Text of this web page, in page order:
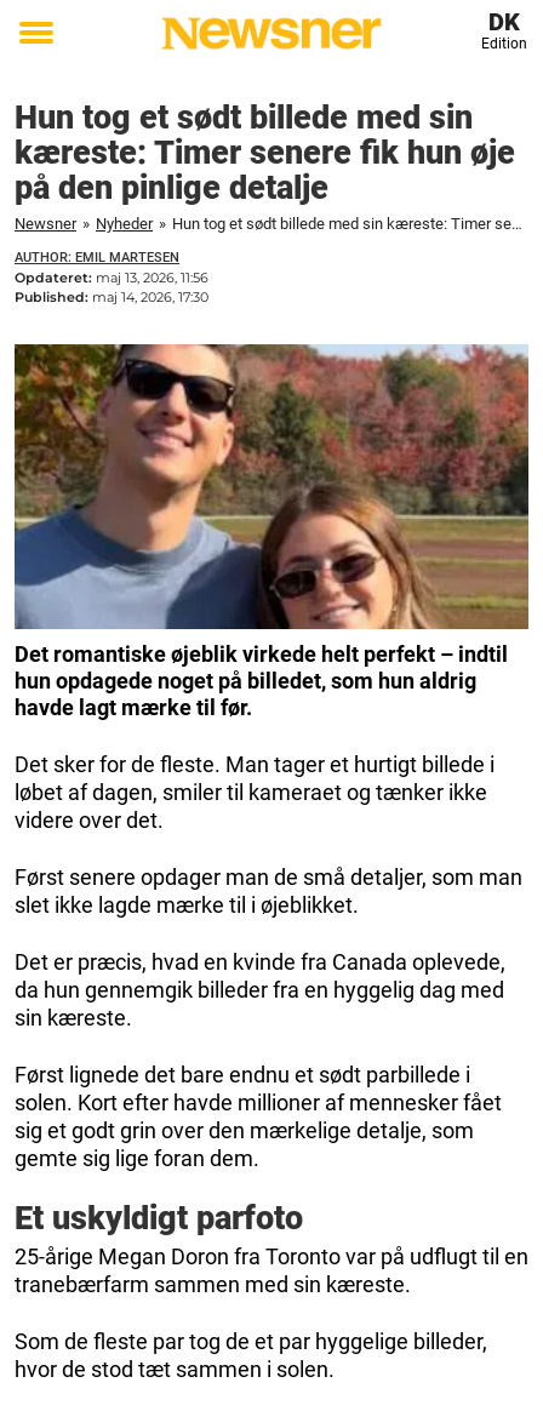
Toggle
DK
Edition
Hun tog et sødt billede med sin
kæreste: Timer senere fik hun øje
på den pinlige detalje
Newsner » Nyheder » Hun tog et sødt billede med sin kæreste: Timer senere fik hun øje på den pinlige detalje
AUTHOR: EMIL MARTESEN
Opdateret: maj 13, 2026, 11:56
Published: maj 14, 2026, 17:30
Det romantiske øjeblik virkede helt perfekt – indtil
hun opdagede noget på billedet, som hun aldrig
havde lagt mærke til før.
Det sker for de fleste. Man tager et hurtigt billede i
løbet af dagen, smiler til kameraet og tænker ikke
videre over det.
Først senere opdager man de små detaljer, som man
slet ikke lagde mærke til i øjeblikket.
Det er præcis, hvad en kvinde fra Canada oplevede,
da hun gennemgik billeder fra en hyggelig dag med
sin kæreste.
Først lignede det bare endnu et sødt parbillede i
solen. Kort efter havde millioner af mennesker fået
sig et godt grin over den mærkelige detalje, som
gemte sig lige foran dem.
Et uskyldigt parfoto
25-årige Megan Doron fra Toronto var på udflugt til en
tranebærfarm sammen med sin kæreste.
Som de fleste par tog de et par hyggelige billeder,
hvor de stod tæt sammen i solen.